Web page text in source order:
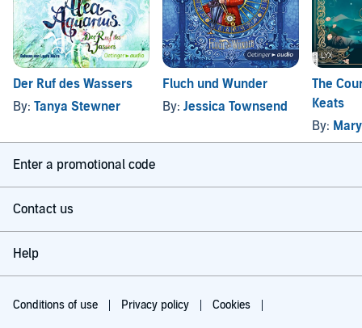
Der Ruf des Wassers
By: Tanya Stewner
Fluch und Wunder
By: Jessica Townsend
The
Keats
By:
Enter a promotional code
Contact us
Help
Conditions of use Privacy policy Cookies